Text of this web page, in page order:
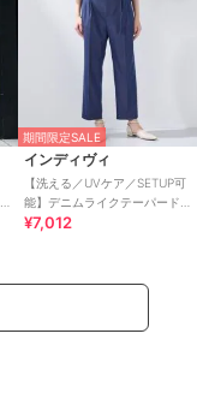
期間限定SALE
インディヴィ
【洗える／UVケア／SETUP可
能】デニムライクテーパード
パンツ
¥7,012